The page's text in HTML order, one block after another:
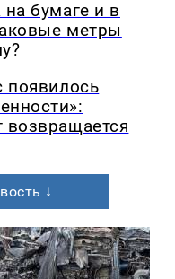
бумаге и в
метры
появилось
возвращается
↓